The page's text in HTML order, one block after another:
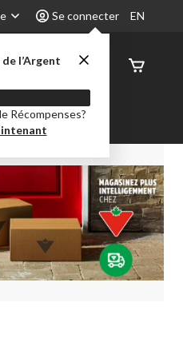
Se connecter
l’Argent
Récompenses?
EN
de